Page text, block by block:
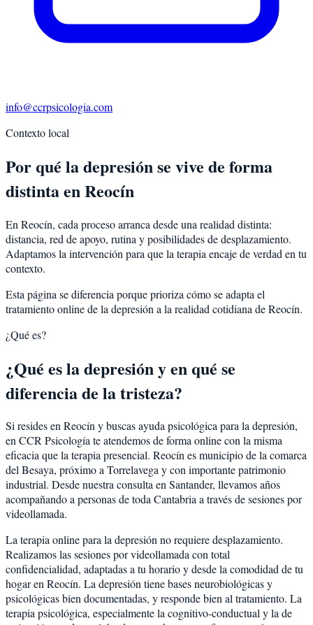
info@ccrpsicologia.com
Contexto local
Por qué la depresión se vive de forma
distinta en Reocín
En Reocín, cada proceso arranca desde una realidad distinta:
distancia, red de apoyo, rutina y posibilidades de desplazamiento.
Adaptamos la intervención para que la terapia encaje de verdad en tu
contexto.
Esta página se diferencia porque prioriza cómo se adapta el
tratamiento online de la depresión a la realidad cotidiana de Reocín.
¿Qué es?
¿Qué es la depresión y en qué se
diferencia de la tristeza?
Si resides en Reocín y buscas ayuda psicológica para la depresión,
en CCR Psicología te atendemos de forma online con la misma
eficacia que la terapia presencial. Reocín es municipio de la comarca
del Besaya, próximo a Torrelavega y con importante patrimonio
industrial. Desde nuestra consulta en Santander, llevamos años
acompañando a personas de toda Cantabria a través de sesiones por
videollamada.
La terapia online para la depresión no requiere desplazamiento.
Realizamos las sesiones por videollamada con total
confidencialidad, adaptadas a tu horario y desde la comodidad de tu
hogar en Reocín. La depresión tiene bases neurobiológicas y
psicológicas bien documentadas, y responde bien al tratamiento. La
terapia psicológica, especialmente la cognitivo-conductual y la de